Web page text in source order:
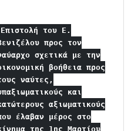
Επιστολή του Ε.
προς τον
σχετικά με την
βοήθεια προς
ναύτες,
και
αξιωματικούς
έλαβαν μέρος στο
της 1ης Μαρτίου